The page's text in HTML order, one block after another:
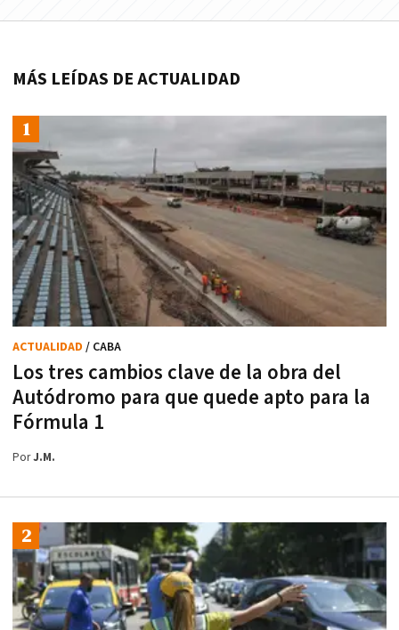
MÁS LEÍDAS DE ACTUALIDAD
Los tres cambios clave de la obra del
Autódromo para que quede apto para la
Fórmula 1
ACTUALIDAD / CABA
PorJ.M.